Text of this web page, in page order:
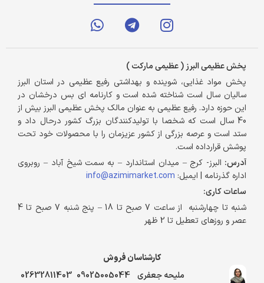
پخش عظیمی البرز ( عظیمی مارکت )
پخش مواد غذایی، شوینده و بهداشتی رفیع عظیمی در استان البرز
سالیان سال است شناخته شده است و کارنامه ای بس درخشان در
این حوزه دارد. رفیع عظیمی به عنوان مالک پخش عظیمی البرز بیش از
40 سال است که شخصا با تولیدکنندگان بزرگ کشور درحال داد و
ستد است و عرصه بزرگی از کشور عزیزمان را با محصولات خود تحت
پوشش قرارداده است.
آدرس: البرز- کرج – میدان استاندارد – به سمت شیخ آباد – روبروی
اداره گذرنامه | ایمیل: info@azimimarket.com
ساعات کاری:
شنبه تا چهارشنبه از ساعت 7 صبح تا 18 – پنج شنبه 7 صبح تا 4
عصر و روزهای تعطیل تا 2 ظهر
کارشناسان فروش
ملیحه جعفری 09025005044
02632811403